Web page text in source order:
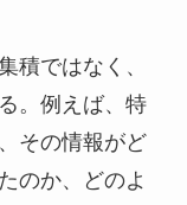
積ではなく、
。例えば、特
その情報がど
のか、どのよ